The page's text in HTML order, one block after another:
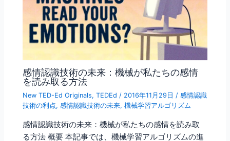
感情認識技術の未来：機械が私たちの感情
を読み取る方法
New TED-Ed Originals,TEDEd / 2016年11月29日/感情認識
技術の利点,感情認識技術の未来,機械学習アルゴリズム
感情認識技術の未来：機械が私たちの感情を読み取
る方法 概要 本記事では、機械学習アルゴリズムの進